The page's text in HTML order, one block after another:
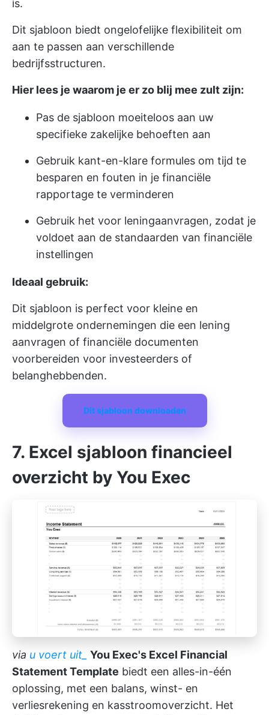
is.
Dit sjabloon biedt ongelofelijke flexibiliteit om
aan te passen aan verschillende
bedrijfsstructuren.
Hier lees je waarom je er zo blij mee zult zijn:
Pas de sjabloon moeiteloos aan uw
specifieke zakelijke behoeften aan
Gebruik kant-en-klare formules om tijd te
besparen en fouten in je financiële
rapportage te verminderen
Gebruik het voor leningaanvragen, zodat je
voldoet aan de standaarden van financiële
instellingen
Ideaal gebruik:
Dit sjabloon is perfect voor kleine en
middelgrote ondernemingen die een lening
aanvragen of financiële documenten
voorbereiden voor investeerders of
belanghebbenden.
Dit sjabloon downloaden
7. Excel sjabloon financieel
overzicht by You Exec
via u voert uit_
You Exec's Excel Financial
Statement Template biedt een alles-in-één
oplossing, met een balans, winst- en
verliesrekening en kasstroomoverzicht. Het